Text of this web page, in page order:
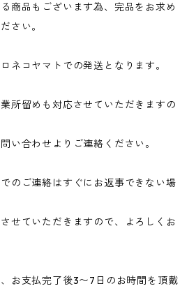
商品もございます為、完品をお求め
さい。
ネコヤマトでの発送となります。
所留めも対応させていただきますの
い合わせよりご連絡ください。
のご連絡はすぐにお返事できない場
せていただきますので、よろしくお
お支払完了後3〜7日のお時間を頂戴